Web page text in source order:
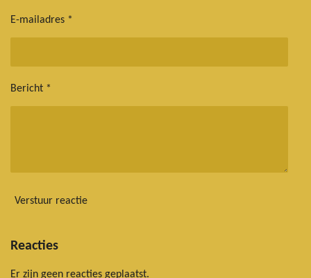
E-mailadres *
Bericht *
Verstuur reactie
Reacties
Er zijn geen reacties geplaatst.